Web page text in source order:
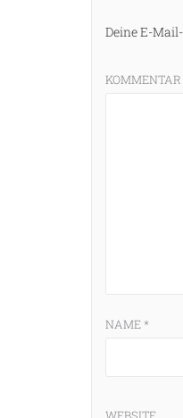
Deine E-
KOMMENTAR
NAME*